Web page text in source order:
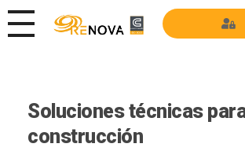
Soluciones técnicas
construcción